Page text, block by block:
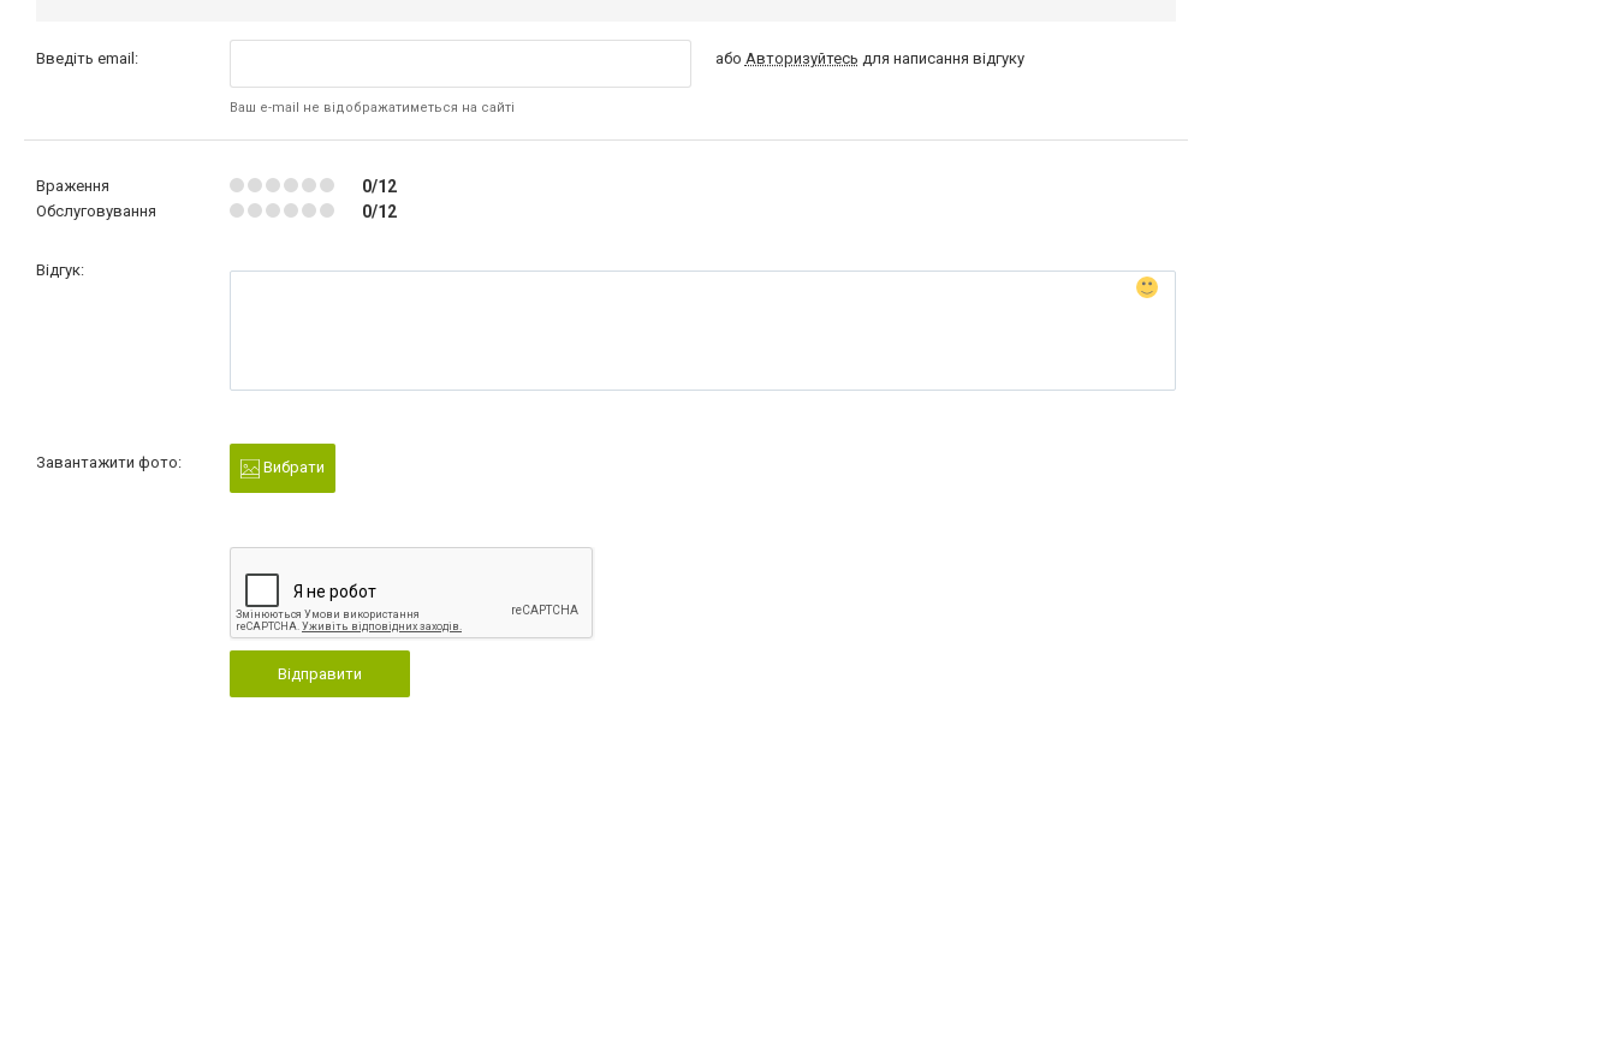
Введіть email:
Ваш e-mail не відображатиметься на сайті
або Авторизуйтесь для написання відгуку
Враження 0/12
Обслуговування 0/12
Відгук:
Завантажити фото: Вибрати
Відправити